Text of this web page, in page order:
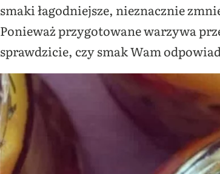
smaki łagodniejsze, nieznacznie
Ponieważ przygotowane warzywa
sprawdzicie, czy smak Wam